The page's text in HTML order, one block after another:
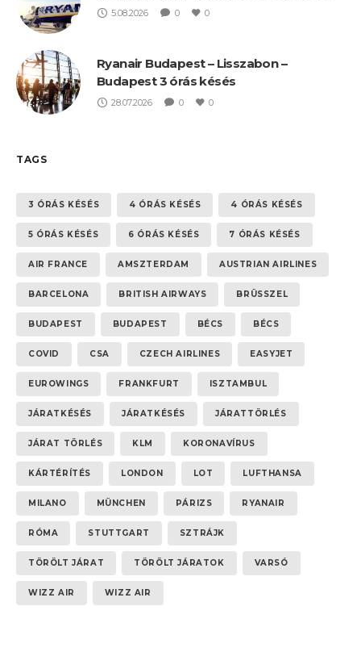
5.08.2026 0 0
Ryanair Budapest – Lisszabon –
Budapest 3 órás késés
28.07.2026 0 0
TAGS
3 ÓRÁS KÉSÉS 4 ÓRÁS KÉSÉS 4 ÓRÁS KÉSÉS
5 ÓRÁS KÉSÉS 6 ÓRÁS KÉSÉS 7 ÓRÁS KÉSÉS
AIR FRANCE AMSZTERDAM AUSTRIAN AIRLINES
BARCELONA BRITISH AIRWAYS BRÜSSZEL
BUDAPEST BUDAPEST BÉCS BÉCS
COVID CSA CZECH AIRLINES EASYJET
EUROWINGS FRANKFURT ISZTAMBUL
JÁRATKÉSÉS JÁRATKÉSÉS JÁRATTÖRLÉS
JÁRAT TÖRLÉS KLM KORONAVÍRUS
KÁRTÉRÍTÉS LONDON LOT LUFTHANSA
MILANO MÜNCHEN PÁRIZS RYANAIR
RÓMA STUTTGART SZTRÁJK
TÖRÖLT JÁRAT TÖRÖLT JÁRATOK VARSÓ
WIZZ AIR WIZZ AIR